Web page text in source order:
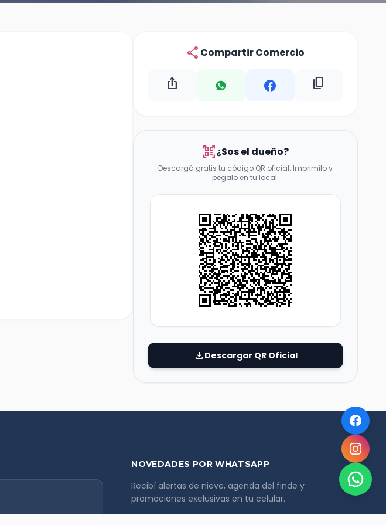
share Compartir Comercio
ios_share content_copy
qr_code_scanner¿Sos el dueño?
Descargá gratis tu código QR oficial. Imprimilo y
pegalo en tu local.
downloadDescargar QR Oficial
NOVEDADES POR WHATSAPP
Recibí alertas de nieve, agenda del finde y
promociones exclusivas en tu celular.